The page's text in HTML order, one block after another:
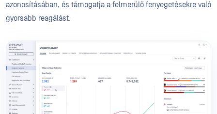
azonosításában, és támogatja a felmerülő fenyegetésekre való
gyorsabb reagálást.